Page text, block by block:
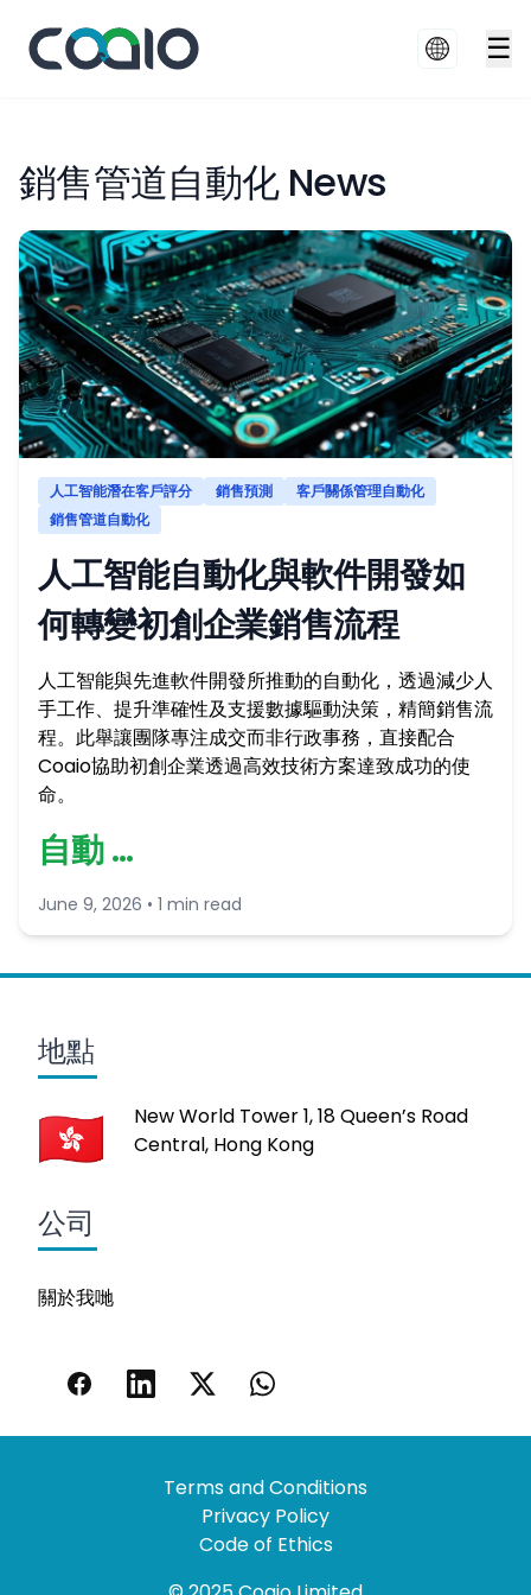
☰
銷售管道自動化 News
人工智能潛在客戶評分 銷售預測
客戶關係管理自動化
銷售管道自動化
人工智能自動化與軟件開發如
何轉變初創企業銷售流程
人工智能與先進軟件開發所推動的自動化，透過減少人
手工作、提升準確性及支援數據驅動決策，精簡銷售流
程。此舉讓團隊專注成交而非行政事務，直接配合
Coaio協助初創企業透過高效技術方案達致成功的使
命。
自動 …
June 9, 2026 • 1 min read
地點
New World Tower 1, 18 Queen’s Road
Central, Hong Kong
公司
關於我哋
Terms and Conditions
Privacy Policy
Code of Ethics